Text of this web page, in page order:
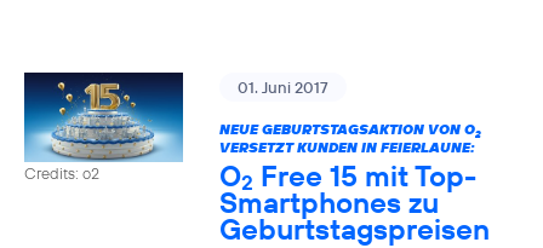
Credits: o2
01. Juni 2017
NEUE GEBURTSTAGSAKTION VON O2
VERSETZT KUNDEN IN FEIERLAUNE:
O2 Free 15 mit Top-
Smartphones zu
Geburtstagspreisen